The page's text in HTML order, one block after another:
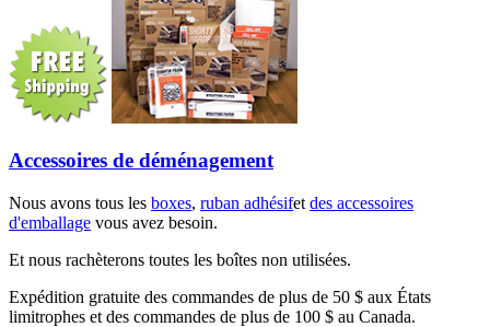
Accessoires de déménagement
Nous avons tous les boxes, ruban adhésifet des accessoires
d'emballage vous avez besoin.
Et nous rachèterons toutes les boîtes non utilisées.
Expédition gratuite des commandes de plus de 50 $ aux États
limitrophes et des commandes de plus de 100 $ au Canada.